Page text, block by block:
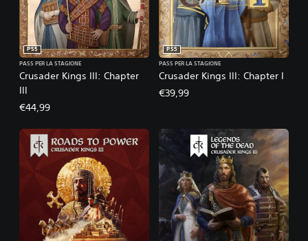
Crusader Kings III: Chapter
III
PS5
PASS PER LA STAGIONE
€44,99
Crusader Kings III: Chapter I
PS5
PASS PER LA STAGIONE
€39,99